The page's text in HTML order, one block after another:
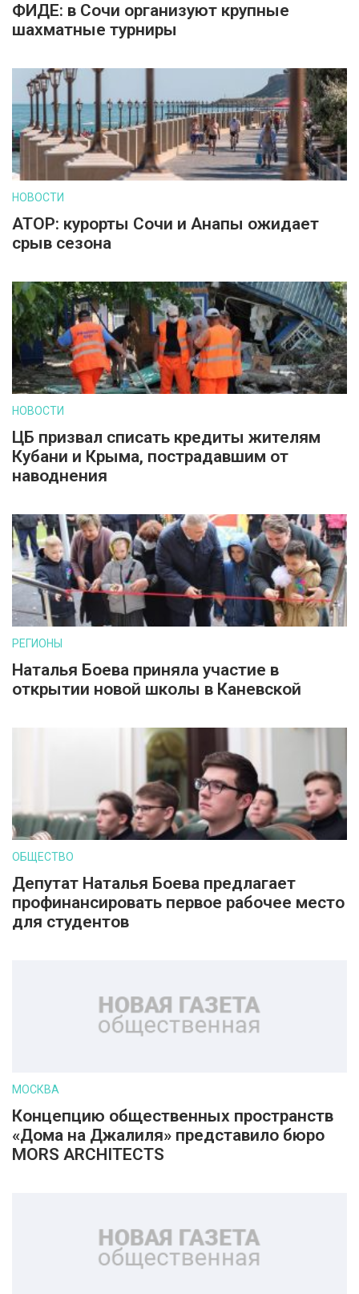
ФИДЕ: в Сочи организуют крупные
шахматные турниры
НОВОСТИ
АТОР: курорты Сочи и Анапы ожидает
срыв сезона
НОВОСТИ
ЦБ призвал списать кредиты жителям
Кубани и Крыма, пострадавшим от
наводнения
РЕГИОНЫ
Наталья Боева приняла участие в
открытии новой школы в Каневской
ОБЩЕСТВО
Депутат Наталья Боева предлагает
профинансировать первое рабочее место
для студентов
МОСКВА
Концепцию общественных пространств
«Дома на Джалиля» представило бюро
MORS ARCHITECTS